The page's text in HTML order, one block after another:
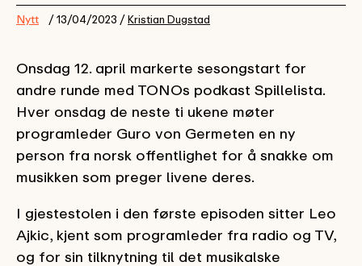
Nytt / 13/04/2023 /Kristian Dugstad
Onsdag 12. april markerte sesongstart for
andre runde med TONOs podkast Spillelista.
Hver onsdag de neste ti ukene møter
programleder Guro von Germeten en ny
person fra norsk offentlighet for å snakke om
musikken som preger livene deres.
I gjestestolen i den første episoden sitter Leo
Ajkic, kjent som programleder fra radio og TV,
og for sin tilknytning til det musikalske